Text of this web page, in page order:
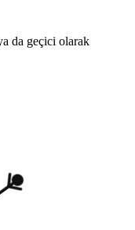
da geçici olarak